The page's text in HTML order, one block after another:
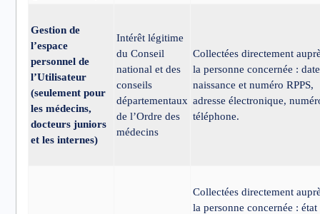
Gestion de
l’espace
personnel de
l’Utilisateur
(seulement pour
les médecins,
docteurs juniors
et les internes)
Intérêt légitime
du Conseil
national et des
conseils
départementaux
de l’Ordre des
médecins
Collectées directement
la personne concernée :
naissance et numéro RPPS,
adresse électronique,
téléphone.
Collectées directement
la personne concernée : état